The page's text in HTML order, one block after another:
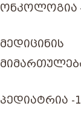
ᲝᲜᲙᲝᲚᲝᲒᲘᲐ
ᲞᲔᲓᲘᲐᲢᲠᲘᲐ -1